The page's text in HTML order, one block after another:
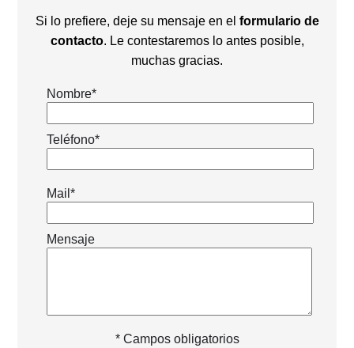
Si lo prefiere, deje su mensaje en el formulario de
contacto. Le contestaremos lo antes posible,
muchas gracias.
Nombre*
Teléfono*
Mail*
Mensaje
* Campos obligatorios